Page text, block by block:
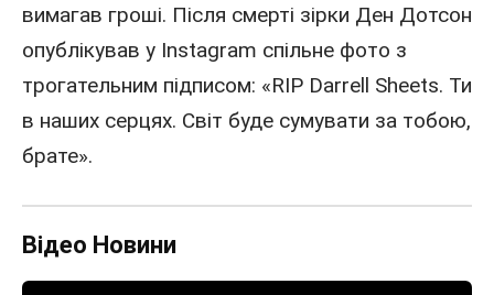
вимагав гроші. Після смерті зірки Ден Дотсон
опублікував у Instagram спільне фото з
трогательним підписом: «RIP Darrell Sheets. Ти
в наших серцях. Світ буде сумувати за тобою,
брате».
Відео Новини